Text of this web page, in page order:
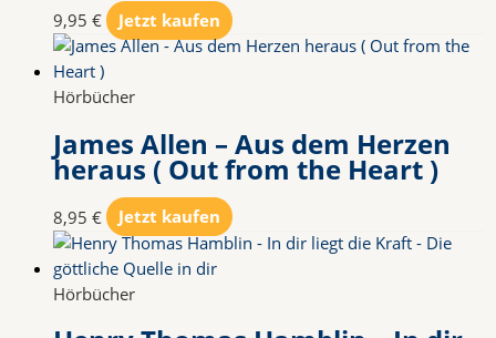
9,95 € Jetzt kaufen
Hörbücher
James Allen – Aus dem Herzen
heraus ( Out from the Heart )
8,95 € Jetzt kaufen
Hörbücher